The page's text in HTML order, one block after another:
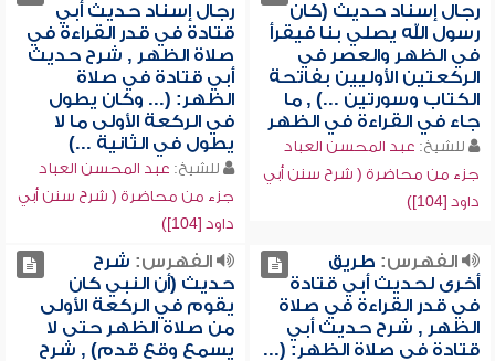
رجال إسناد حديث (كان
رسول الله يصلي بنا فيقرأ
في الظهر والعصر في
الركعتين الأوليين بفاتحة
الكتاب وسورتين ...) , ما
جاء في القراءة في الظهر
للشيخ: عبد المحسن العباد
جزء من محاضرة ( شرح سنن أبي
داود [104])
رجال إسناد حديث أبي
قتادة في قدر القراءة في
صلاة الظهر , شرح حديث
أبي قتادة في صلاة
الظهر: (... وكان يطول
في الركعة الأولى ما لا
يطول في الثانية ...)
للشيخ: عبد المحسن العباد
جزء من محاضرة ( شرح سنن أبي
داود [104])
الفهرس: طريق
أخرى لحديث أبي قتادة
في قدر القراءة في صلاة
الظهر , شرح حديث أبي
قتادة في صلاة الظهر: (...
الفهرس: شرح
حديث (أن النبي كان
يقوم في الركعة الأولى
من صلاة الظهر حتى لا
يسمع وقع قدم) , شرح